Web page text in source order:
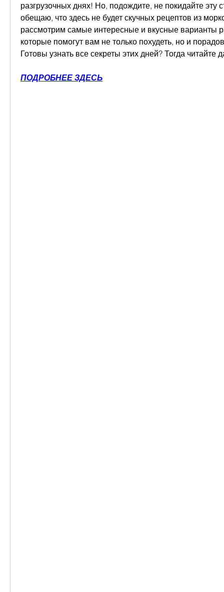
разгрузочных днях! Но, подождите, не покидайте эту
обещаю, что здесь не будет скучных рецептов из
рассмотрим самые интересные и вкусные варианты
которые помогут вам не только похудеть, но и
Готовы узнать все секреты этих дней? Тогда читайте
ПОДРОБНЕЕ ЗДЕСЬ